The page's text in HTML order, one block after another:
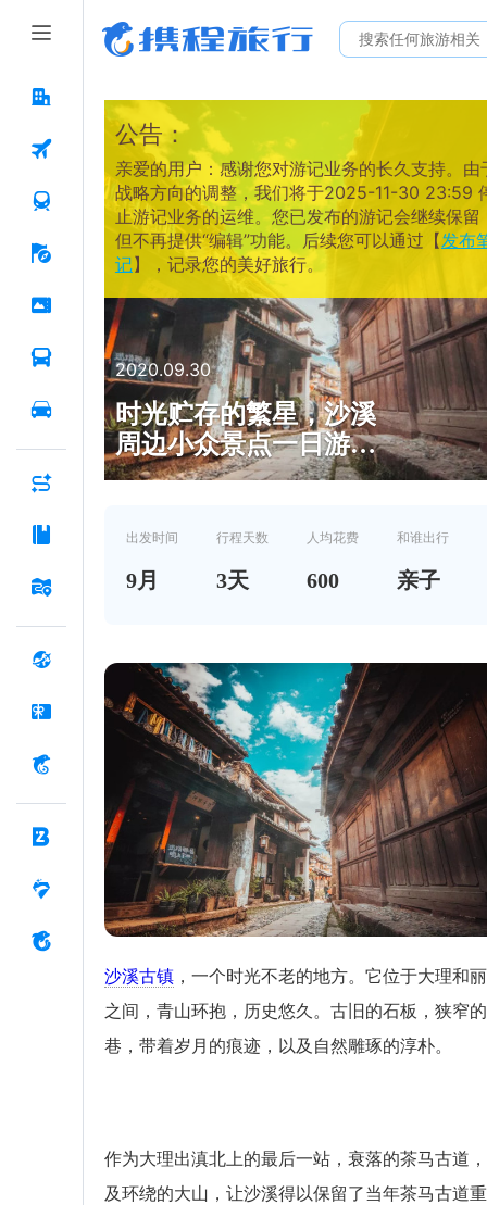
公告：
亲爱的用户：感谢您对游记业务的长久支持。由
战略方向的调整，我们将于2025-11-30 23:59
止游记业务的运维。您已发布的游记会继续保留
但不再提供“编辑”功能。后续您可以通过【发布
记】，记录您的美好旅行。
2020.09.30
时光贮存的繁星，沙溪
周边小众景点一日游攻
略
出发时间
9月
行程天数
3天
人均花费
600
和谁出行
亲子
沙溪古镇 ，一个时光不老的地方。它位于大理和
之间，青山环抱，历史悠久。古旧的石板，狭窄
巷，带着岁月的痕迹，以及自然雕琢的淳朴。
作为大理出滇北上的最后一站，衰落的茶马古道
及环绕的大山，让沙溪得以保留了当年茶马古道